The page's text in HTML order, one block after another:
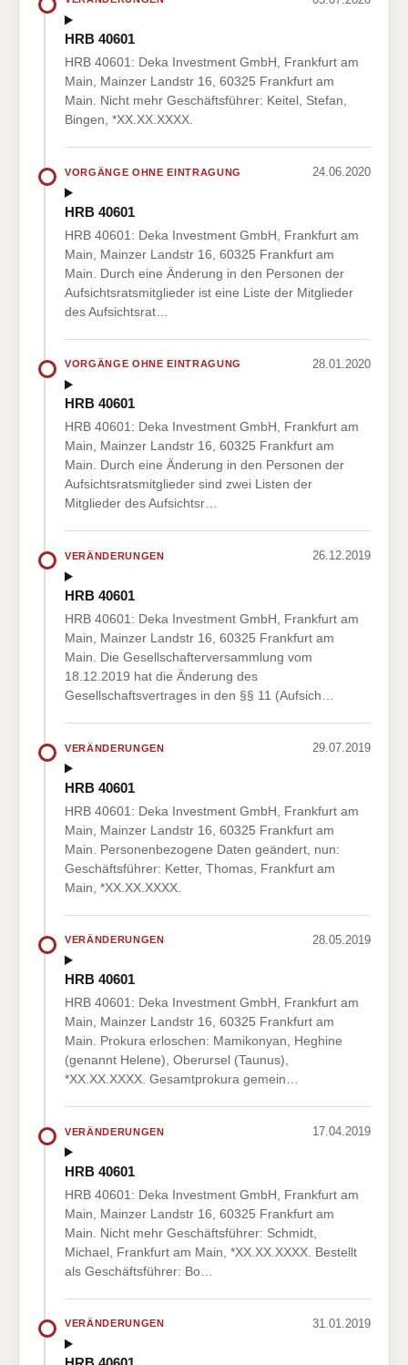
HRB 40601
HRB 40601: Deka Investment GmbH, Frankfurt am
Main, Mainzer Landstr 16, 60325 Frankfurt am
Main. Nicht mehr Geschäftsführer: Keitel, Stefan,
Bingen, *XX.XX.XXXX.
VORGÄNGE OHNE EINTRAGUNG 24.06.2020
HRB 40601
HRB 40601: Deka Investment GmbH, Frankfurt am
Main, Mainzer Landstr 16, 60325 Frankfurt am
Main. Durch eine Änderung in den Personen der
Aufsichtsratsmitglieder ist eine Liste der Mitglieder
des Aufsichtsrat…
VORGÄNGE OHNE EINTRAGUNG 28.01.2020
HRB 40601
HRB 40601: Deka Investment GmbH, Frankfurt am
Main, Mainzer Landstr 16, 60325 Frankfurt am
Main. Durch eine Änderung in den Personen der
Aufsichtsratsmitglieder sind zwei Listen der
Mitglieder des Aufsichtsr…
VERÄNDERUNGEN 26.12.2019
HRB 40601
HRB 40601: Deka Investment GmbH, Frankfurt am
Main, Mainzer Landstr 16, 60325 Frankfurt am
Main. Die Gesellschafterversammlung vom
18.12.2019 hat die Änderung des
Gesellschaftsvertrages in den §§ 11 (Aufsich…
VERÄNDERUNGEN 29.07.2019
HRB 40601
HRB 40601: Deka Investment GmbH, Frankfurt am
Main, Mainzer Landstr 16, 60325 Frankfurt am
Main. Personenbezogene Daten geändert, nun:
Geschäftsführer: Ketter, Thomas, Frankfurt am
Main, *XX.XX.XXXX.
VERÄNDERUNGEN 28.05.2019
HRB 40601
HRB 40601: Deka Investment GmbH, Frankfurt am
Main, Mainzer Landstr 16, 60325 Frankfurt am
Main. Prokura erloschen: Mamikonyan, Heghine
(genannt Helene), Oberursel (Taunus),
*XX.XX.XXXX. Gesamtprokura gemein…
VERÄNDERUNGEN 17.04.2019
HRB 40601
HRB 40601: Deka Investment GmbH, Frankfurt am
Main, Mainzer Landstr 16, 60325 Frankfurt am
Main. Nicht mehr Geschäftsführer: Schmidt,
Michael, Frankfurt am Main, *XX.XX.XXXX. Bestellt
als Geschäftsführer: Bo…
VERÄNDERUNGEN 31.01.2019